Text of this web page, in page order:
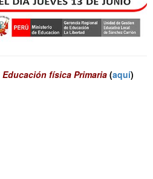
física Primaria (aquí)